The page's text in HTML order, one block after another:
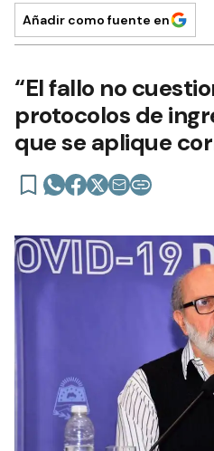
Añadir como fuente en
“El fallo no
protocolos de
que se aplique